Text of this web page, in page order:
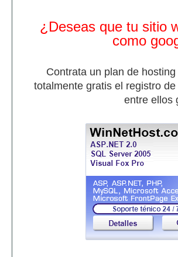
¿Deseas que tu sitio
como
Contrata un plan de hosting
totalmente gratis el registro
entre ellos